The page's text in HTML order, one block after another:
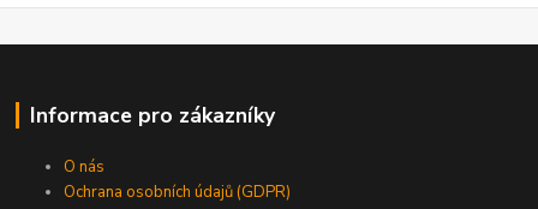
Informace pro zákazníky
O nás
Ochrana osobních údajů (GDPR)